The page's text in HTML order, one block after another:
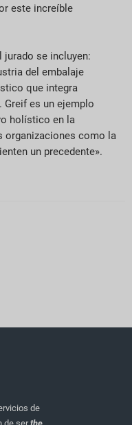
este increíble
se incluyen:
del embalaje
que integra
es un ejemplo
holístico en la
organizaciones como la
un precedente».
de